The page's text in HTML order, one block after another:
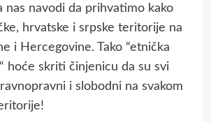
nas navodi da prihvatimo kako
hrvatske i srpske teritorije na
i Hercegovine. Tako “etnička
hoće skriti činjenicu da su svi
i slobodni na svakom